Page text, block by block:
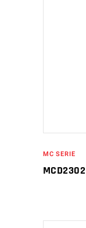
MC SERIE
MCD2302